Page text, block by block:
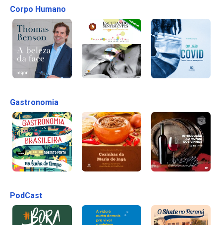
Corpo Humano
Gastronomia
PodCast